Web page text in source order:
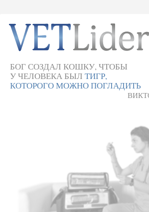
БОГ СОЗДАЛ КОШКУ, ЧТОБЫ
У ЧЕЛОВЕКА БЫЛТИГР,
КОТОРОГО МОЖНО ПОГЛАДИТЬ